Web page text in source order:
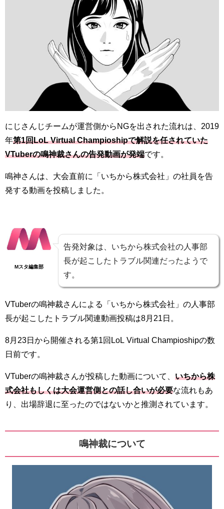
にじさんじチームが運営側からNGを出された流れは、2019
年第1回LoL Virtual Champioshipで解説を任されていた
VTuberの鳴神裁さんの告発動画が発端です。
鳴神さんは、大会直前に「いちから株式会社」の社員を告
発する動画を投稿しました。
Mスタ編集部
告発対象は、いちから株式会社の人事部
長が起こしたトラブル関連だったようで
す。
VTuberの鳴神裁さんによる「いちから株式会社」の人事部
長が起こしたトラブル関連動画投稿は8月21日。
8月23日から開催される第1回LoL Virtual Champioshipの数
日前です。
VTuberの鳴神裁さんが投稿した動画について、 いちから株
式会社もしくは大会運営側との話し合いが必要な流れもあ
り、出場辞退に至ったのではないかと推測されています。
鳴神裁について